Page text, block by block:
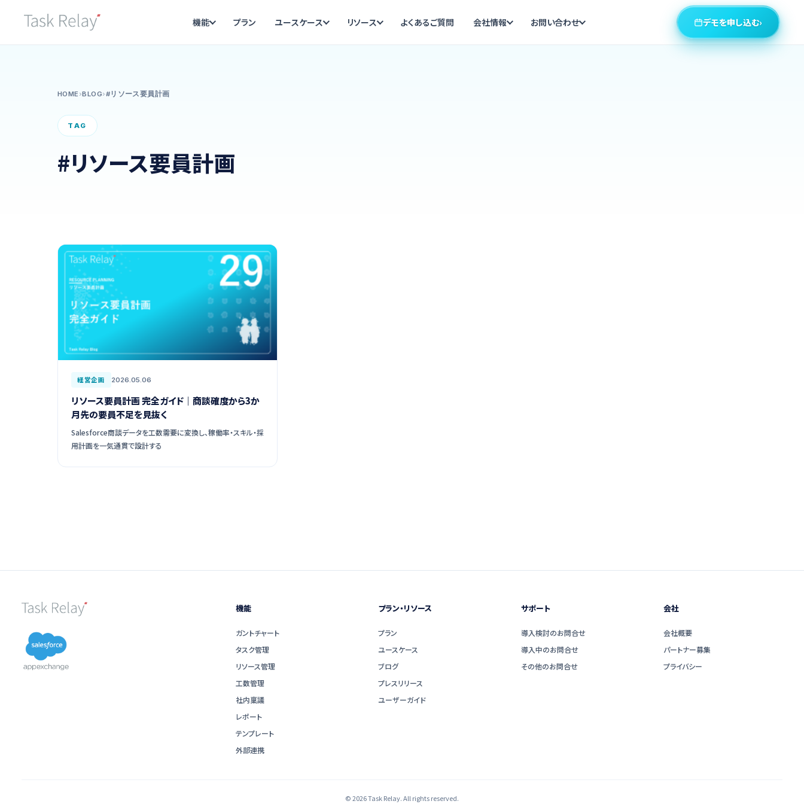
機能 プラン ユースケース リソース よくあるご質問 会社情報 お問い合わせ デモを申し込む›
HOME ›BLOG›#リソース要員計画
TAG
#リソース要員計画
経営企画 2026.05.06
リソース要員計画 完全ガイド｜商談確度から3か
月先の要員不足を見抜く
Salesforce商談データを工数需要に変換し、稼働率・スキル・採
用計画を一気通貫で設計する
機能
ガントチャート
タスク管理
リソース管理
工数管理
社内稟議
レポート
テンプレート
外部連携
プラン・リソース
プラン
ユースケース
ブログ
プレスリリース
ユーザーガイド
サポート
導入検討のお問合せ
導入中のお問合せ
その他のお問合せ
会社
会社概要
パートナー募集
プライバシー
© 2026 Task Relay. All rights reserved.